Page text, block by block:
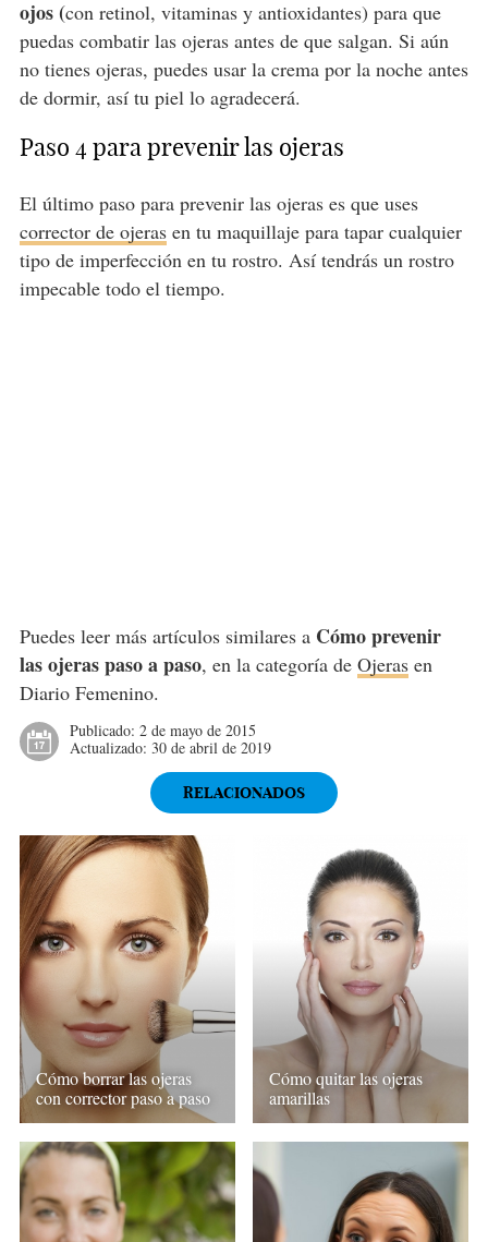
ojos (con retinol, vitaminas y antioxidantes) para que
puedas combatir las ojeras antes de que salgan. Si aún
no tienes ojeras, puedes usar la crema por la noche antes
de dormir, así tu piel lo agradecerá.
Paso 4 para prevenir las ojeras
El último paso para prevenir las ojeras es que uses
corrector de ojerasen tu maquillaje para tapar cualquier
tipo de imperfección en tu rostro. Así tendrás un rostro
impecable todo el tiempo.
Puedes leer más artículos similares a Cómo prevenir
las ojeras paso a paso, en la categoría de Ojerasen
Diario Femenino.
Publicado: 2 de mayo de 2015
Actualizado: 30 de abril de 2019
RELACIONADOS
Cómo borrar las ojeras
con corrector paso a paso
Cómo quitar las ojeras
amarillas